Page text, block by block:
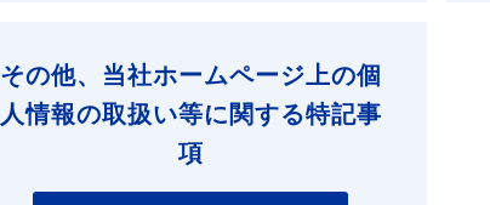
その他、当社ホームページ上の個
人情報の取扱い等に関する特記事
項